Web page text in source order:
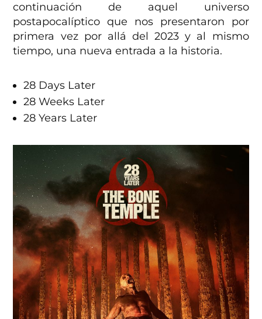
continuación de aquel universo
postapocalíptico que nos presentaron por
primera vez por allá del 2023 y al mismo
tiempo, una nueva entrada a la historia.
28 Days Later
28 Weeks Later
28 Years Later